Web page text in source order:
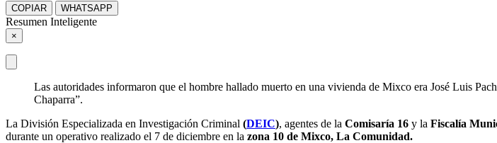
COPIAR WHATSAPP
Resumen Inteligente
×
Las autoridades informaron que el hombre hallado muerto en una vivienda de Mixco era José Luis
Chaparra”.
La División Especializada en Investigación Criminal (DEIC), agentes de la Comisaría 16 y la Fiscalía
durante un operativo realizado el 7 de diciembre en la zona 10 de Mixco, La Comunidad.